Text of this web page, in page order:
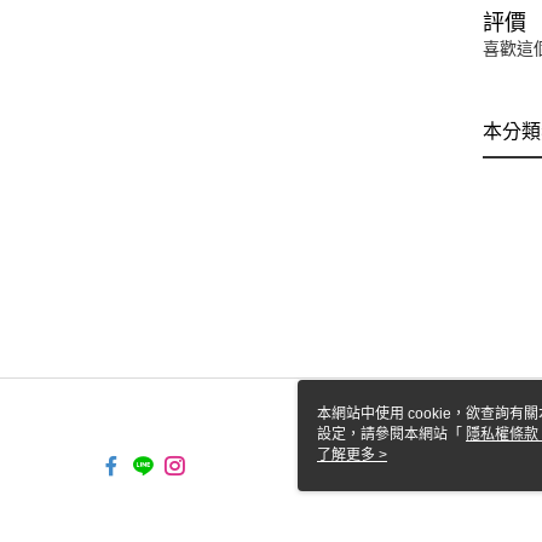
評價
喜歡這
本分
本網站中使用 cookie，欲查詢有
設定，請參閱本網站「 隱私權條款
使用 cookie。
了解更多 >